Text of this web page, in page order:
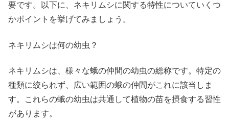
要です。以下に、ネキリムシに関する特性についていくつ
かポイントを挙げてみましょう。
ネキリムシは何の幼虫？
ネキリムシは、様々な蛾の仲間の幼虫の総称です。特定の
種類に絞られず、広い範囲の蛾の仲間がこれに該当しま
す。これらの蛾の幼虫は共通して植物の苗を摂食する習性
があります。